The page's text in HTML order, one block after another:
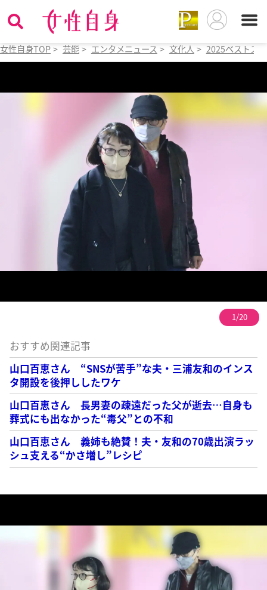
女性自身TOP > 芸能 > エンタメニュース > 文化人 > 2025ベストス
1/20
おすすめ関連記事
山口百恵さん “SNSが苦手”な夫・三浦友和のインス
タ開設を後押ししたワケ
山口百恵さん 長男妻の疎遠だった父が逝去…自身も
葬式にも出なかった“毒父”との不和
山口百恵さん 義姉も絶賛！夫・友和の70歳出演ラッ
シュ支える“かさ増し”レシピ